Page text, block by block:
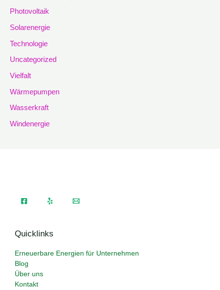
Photovoltaik
Solarenergie
Technologie
Uncategorized
Vielfalt
Wärmepumpen
Wasserkraft
Windenergie
Quicklinks
Erneuerbare Energien für Unternehmen
Blog
Über uns
Kontakt